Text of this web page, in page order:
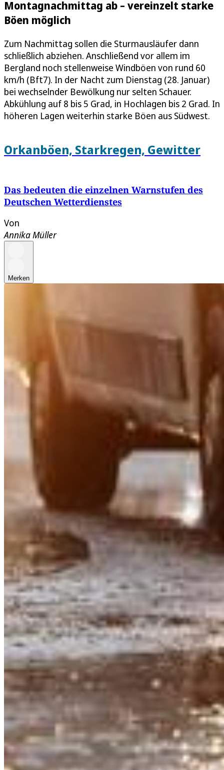
Montagnachmittag ab – vereinzelt starke
Böen möglich
Zum Nachmittag sollen die Sturmausläufer dann
schließlich abziehen. Anschließend vor allem im
Bergland noch stellenweise Windböen von rund 60
km/h (Bft7). In der Nacht zum Dienstag (28. Januar)
bei wechselnder Bewölkung nur selten Schauer.
Abkühlung auf 8 bis 5 Grad, in Hochlagen bis 2 Grad. In
höheren Lagen weiterhin starke Böen aus Südwest.
Orkanböen, Starkregen, Gewitter
Das bedeuten die einzelnen Warnstufen des
Deutschen Wetterdienstes
Von
Annika Müller
Merken